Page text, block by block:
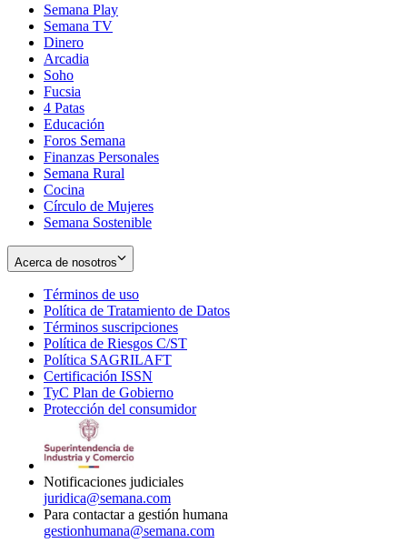
Semana Play
Semana TV
Dinero
Arcadia
Soho
in
new
window
Fucsia
in
new
window
4 Patas
Educación
Foros Semana
Finanzas Personales
Semana Rural
Cocina
Círculo de Mujeres
Semana Sostenible
Acerca de nosotros
Términos de uso
in
new
window
Política de Tratamiento de Datos
Términos suscripciones
in
Política de Riesgos C/ST
Política SAGRILAFT
new
window
Certificación ISSN
in
new
TyC Plan de Gobierno
in
Protección del consumidorOpens
Notificaciones judiciales
juridica@semana.com
Para contactar a gestión humana
gestionhumana@semana.com